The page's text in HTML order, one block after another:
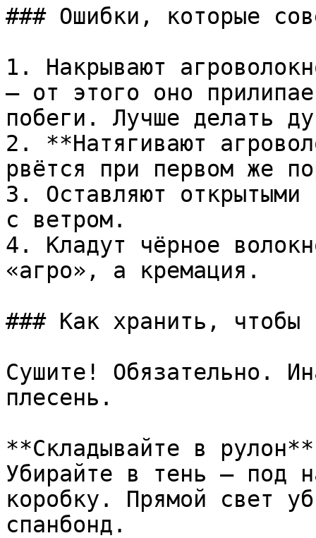
### Ошибки, которые
1. Накрывают
— от этого оно
побеги. Лучше делать
2. **Натягивают
рвётся при первом же
3. Оставляют
с ветром.
4. Кладут чёрное
«агро», а кремация.
### Как хранить, чтобы
Сушите! Обязательно.
плесень.
**Складывайте в
Убирайте в тень — под
коробку. Прямой свет
спанбонд.